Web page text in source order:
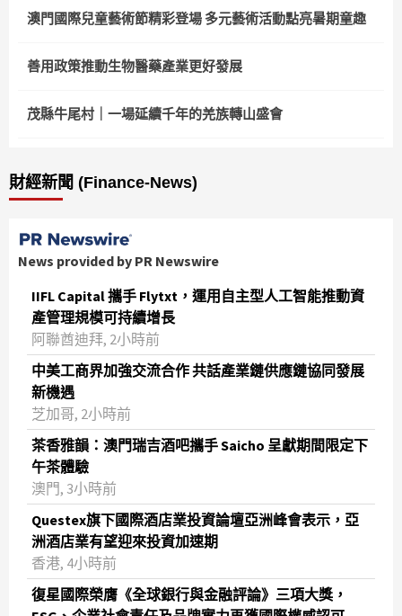
澳門國際兒童藝術節精彩登場 多元藝術活動點亮暑期童趣
善用政策推動生物醫藥產業更好發展
茂縣牛尾村｜一場延續千年的羌族轉山盛會
財經新聞 (Finance-News)
News provided by PR Newswire
IIFL Capital 攜手 Flytxt，運用自主型人工智能推動資
產管理規模可持續增長
阿聯酋迪拜, 2小時前
中美工商界加強交流合作 共話產業鏈供應鏈協同發展
新機遇
芝加哥, 2小時前
茶香雅韻：澳門瑞吉酒吧攜手 Saicho 呈獻期間限定下
午茶體驗
澳門, 3小時前
Questex旗下國際酒店業投資論壇亞洲峰會表示，亞
洲酒店業有望迎來投資加速期
香港, 4小時前
復星國際榮膺《全球銀行與金融評論》三項大獎，